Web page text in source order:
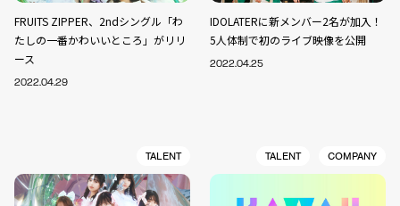
FRUITS ZIPPER、2ndシングル「わ
たしの一番かわいいところ」がリリ
ース
2022.04.29
IDOLATERに新メンバー2名が加入！
5人体制で初のライブ映像を公開
2022.04.25
TALENT TALENT COMPANY